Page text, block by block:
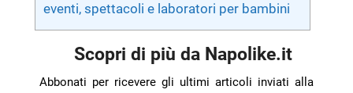
eventi, spettacoli e laboratori per bambini
Scopri di più da Napolike.it
Abbonati per ricevere gli ultimi articoli inviati alla